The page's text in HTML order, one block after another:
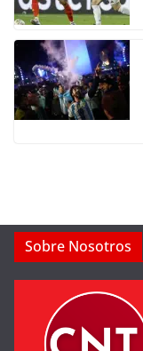
Sobre Nosotros